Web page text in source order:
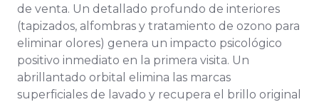
de venta. Un detallado profundo de interiores
(tapizados, alfombras y tratamiento de ozono para
eliminar olores) genera un impacto psicológico
positivo inmediato en la primera visita. Un
abrillantado orbital elimina las marcas
superficiales de lavado y recupera el brillo original